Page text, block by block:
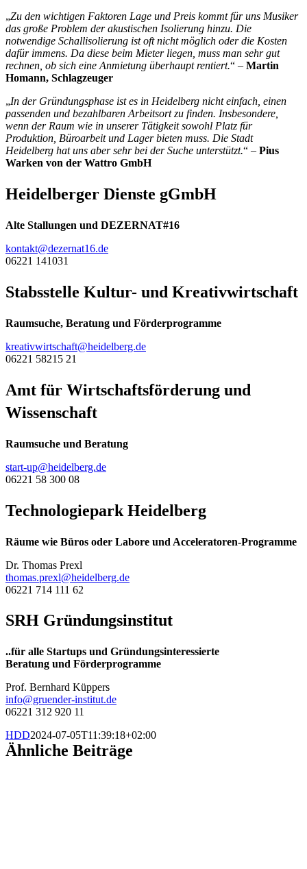
„Zu den wichtigen Faktoren Lage und Preis kommt für uns Musiker
das große Problem der akustischen Isolierung hinzu. Die
notwendige Schallisolierung ist oft nicht möglich oder die Kosten
dafür immens. Da diese beim Mieter liegen, muss man sehr gut
rechnen, ob sich eine Anmietung überhaupt rentiert.“ – Martin
Homann, Schlagzeuger
„In der Gründungsphase ist es in Heidelberg nicht einfach, einen
passenden und bezahlbaren Arbeitsort zu finden. Insbesondere,
wenn der Raum wie in unserer Tätigkeit sowohl Platz für
Produktion, Büroarbeit und Lager bieten muss. Die Stadt
Heidelberg hat uns aber sehr bei der Suche unterstützt.“ – Pius
Warken von der Wattro GmbH
Heidelberger Dienste gGmbH
Alte Stallungen und DEZERNAT#16
kontakt@dezernat16.de
06221 141031
Stabsstelle Kultur- und Kreativwirtschaft
Raumsuche, Beratung und Förderprogramme
kreativwirtschaft@heidelberg.de
06221 58215 21
Amt für Wirtschaftsförderung und
Wissenschaft
Raumsuche und Beratung
start-up@heidelberg.de
06221 58 300 08
Technologiepark Heidelberg
Räume wie Büros oder Labore und Acceleratoren-Programme
Dr. Thomas Prexl
thomas.prexl@heidelberg.de
06221 714 111 62
SRH Gründungsinstitut
..für alle Startups und Gründungsinteressierte
Beratung und Förderprogramme
Prof. Bernhard Küppers
info@gruender-institut.de
06221 312 920 11
HDD2024-07-05T11:39:18+02:00
Ähnliche Beiträge